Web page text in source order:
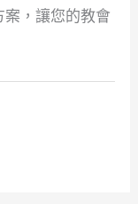
，讓您的教會